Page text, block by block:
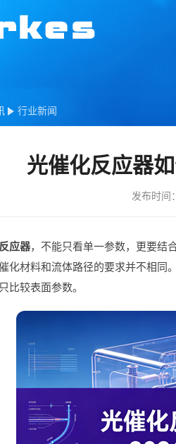
行业新闻
光催化反应器
发布时间
应器，不能只看单一参数，更要结
化材料和流体路径的要求并不相同
比较表面参数。